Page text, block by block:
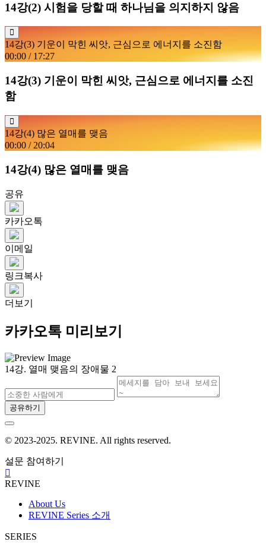
14강(2) 시험을 당할 때 하나님을 의지하지 않음
14강(3) 기운이 막힌 씨앗, 근심으로 에너지를 소진함
00:00 / 17:27
14강(3) 기운이 막힌 씨앗, 근심으로 에너지를 소진
함
14강(4) 많은 열매를 맺음
00:00 / 20:04
14강(4) 많은 열매를 맺음
공유
카카오톡
이메일
링크복사
더보기
카카오톡 미리보기
14강. 열매 맺음의 장애물 2
공유하기
© 2023-2025. REVINE. All rights reserved.
설문 참여하기
REVINE
About Us
REVINE Series 소개
SERIES